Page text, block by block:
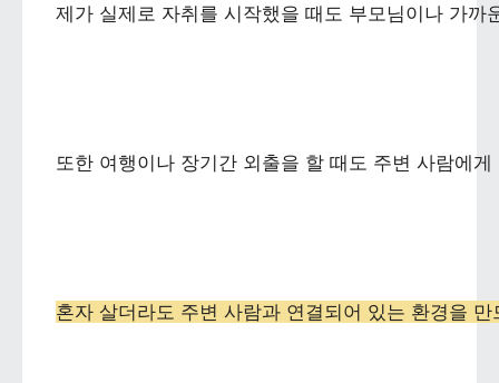
제가 실제로 자취를 시작했을 때도 부모님이나 가
또한 여행이나 장기간 외출을 할 때도 주변 사람에
혼자 살더라도 주변 사람과 연결되어 있는 환경을